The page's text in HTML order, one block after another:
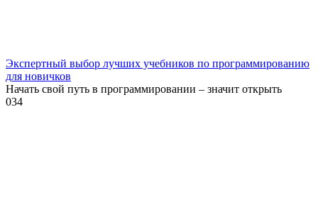
Экспертный выбор лучших учебников по программированию
для новичков
Начать свой путь в программировании – значит открыть
034